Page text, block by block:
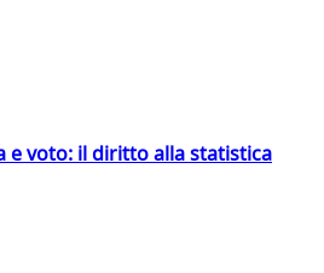
e voto: il diritto alla statistica